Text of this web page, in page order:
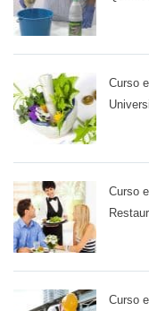
Curso
Curso
Curso